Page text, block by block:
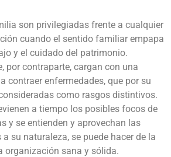
son privilegiadas frente a cualquier
cuando el sentido familiar empapa
y el cuidado del patrimonio.
por contraparte, cargan con una
contraer enfermedades, que por su
como rasgos distintivos.
a tiempo los posibles focos de
y se entienden y aprovechan las
su naturaleza, se puede hacer de la
organización sana y sólida.